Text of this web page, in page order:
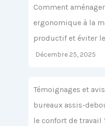
Comment
ergonomique à la
productif et éviter
Décembre 25, 2025
Témoignages et
bureaux assis-
le confort de travail